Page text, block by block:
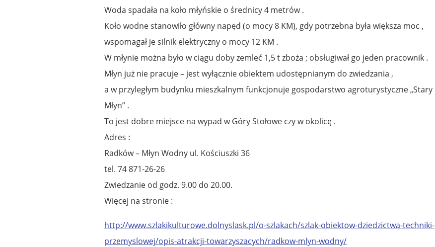
Woda spadała na koło młyńskie o średnicy 4 metrów .
Koło wodne stanowiło główny napęd (o mocy 8 KM), gdy potrzebna była większa moc ,
wspomagał je silnik elektryczny o mocy 12 KM .
W młynie można było w ciągu doby zemleć 1,5 t zboża ; obsługiwał go jeden pracownik .
Młyn już nie pracuje – jest wyłącznie obiektem udostępnianym do zwiedzania ,
a w przyległym budynku mieszkalnym funkcjonuje gospodarstwo agroturystyczne „Stary
Młyn” .
To jest dobre miejsce na wypad w Góry Stołowe czy w okolicę .
Adres :
Radków – Młyn Wodny ul. Kościuszki 36
tel. 74 871-26-26
Zwiedzanie od godz. 9.00 do 20.00.
Więcej na stronie :
http://www.szlakikulturowe.dolnyslask.pl/o-szlakach/szlak-obiektow-dziedzictwa-techniki-
przemyslowej/opis-atrakcji-towarzyszacych/radkow-mlyn-wodny/